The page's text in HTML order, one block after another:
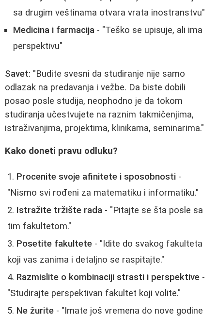
sa drugim veštinama otvara vrata inostranstvu"
Medicina i farmacija - "Teško se upisuje, ali ima
perspektivu"
Savet: "Budite svesni da studiranje nije samo
odlazak na predavanja i vežbe. Da biste dobili
posao posle studija, neophodno je da tokom
studiranja učestvujete na raznim takmičenjima,
istraživanjima, projektima, klinikama, seminarima."
Kako doneti pravu odluku?
Procenite svoje afinitete i sposobnosti -
"Nismo svi rođeni za matematiku i informatiku."
Istražite tržište rada - "Pitajte se šta posle sa
tim fakultetom."
Posetite fakultete - "Idite do svakog fakulteta
koji vas zanima i detaljno se raspitajte."
Razmislite o kombinaciji strasti i perspektive -
"Studirajte perspektivan fakultet koji volite."
Ne žurite - "Imate još vremena do nove godine